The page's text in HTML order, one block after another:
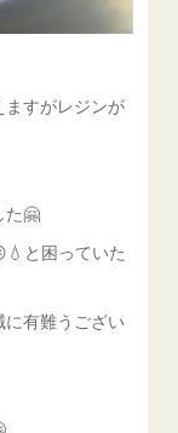
すがレジンが
た🤗
と困っていた
有難うござい